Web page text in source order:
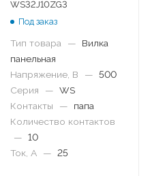
WS32J10ZG3
Под заказ
Тип товара —
Вилка
панельная
Напряжение, В
— 500
Серия
— WS
Контакты
—
папа
Количество контактов
— 10
Ток, А
— 25